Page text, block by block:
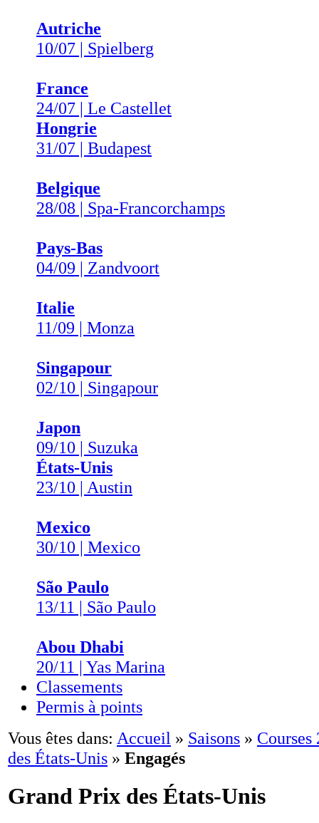
Autriche
10/07 | Spielberg
France
24/07 | Le Castellet
Hongrie
31/07 | Budapest
Belgique
28/08 | Spa-Francorchamps
Pays-Bas
04/09 | Zandvoort
Italie
11/09 | Monza
Singapour
02/10 | Singapour
Japon
09/10 | Suzuka
États-Unis
23/10 | Austin
Mexico
30/10 | Mexico
São Paulo
13/11 | São Paulo
Abou Dhabi
20/11 | Yas Marina
Classements
Permis à points
Vous êtes dans: Accueil » Saisons » Courses
des États-Unis » Engagés
Grand Prix des États-Unis